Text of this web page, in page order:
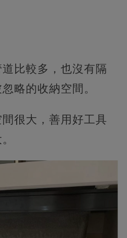
比較多，也沒有隔
略的收納空間。
很大，善用好工具